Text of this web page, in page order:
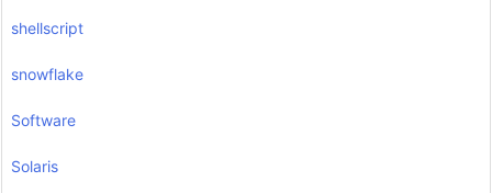
shellscript
snowflake
Software
Solaris